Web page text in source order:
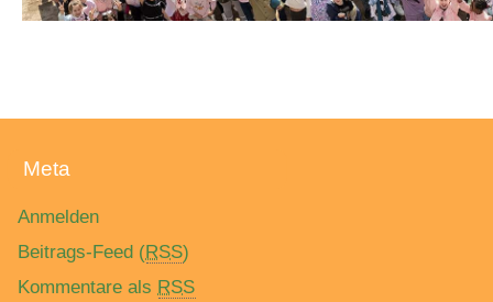
Meta
Anmelden
Beitrags-Feed (RSS)
Kommentare als RSS